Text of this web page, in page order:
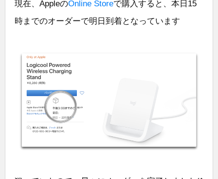
現在、AppleのOnline Storeで購入すると、本日15
時までのオーダーで明日到着となっています